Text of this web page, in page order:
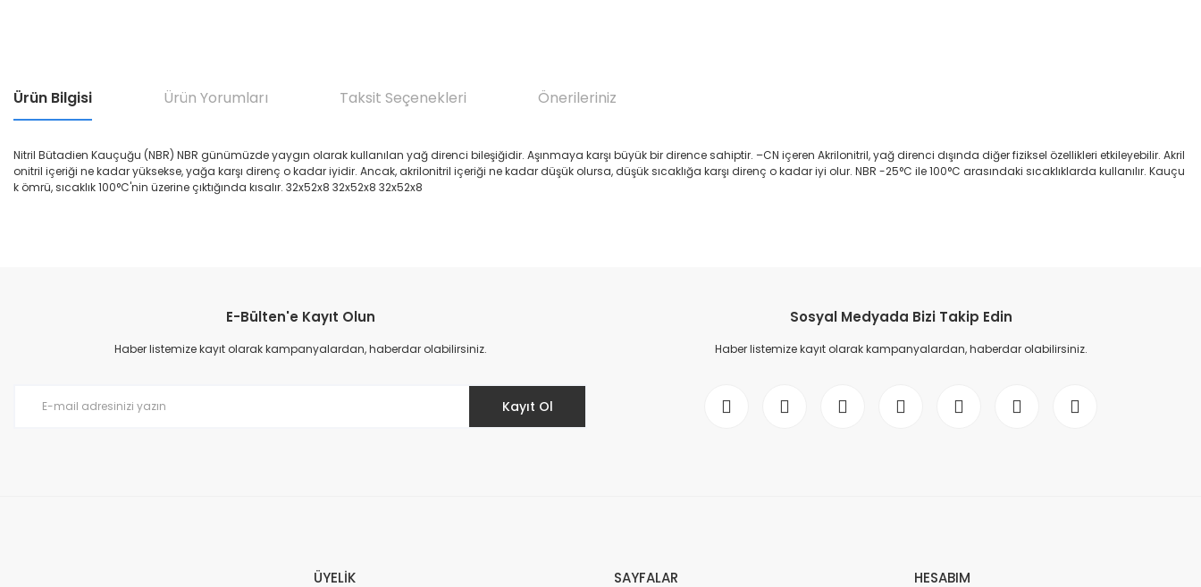
Ürün Bilgisi Ürün Yorumları Taksit Seçenekleri Önerileriniz
Nitril Bütadien Kauçuğu (NBR) NBR günümüzde yaygın olarak kullanılan yağ direnci bileşiğidir. Aşınmaya karşı büyük bir dirence sahiptir. –CN içeren Akrilonitril, yağ direnci dışında diğer fiziksel özellikleri etkileyebilir. Akril
onitril içeriği ne kadar yüksekse, yağa karşı direnç o kadar iyidir. Ancak, akrilonitril içeriği ne kadar düşük olursa, düşük sıcaklığa karşı direnç o kadar iyi olur. NBR -25°C ile 100°C arasındaki sıcaklıklarda kullanılır. Kauçu
k ömrü, sıcaklık 100°C'nin üzerine çıktığında kısalır. 32x52x8 32x52x8 32x52x8
Ürün resmi kalitesiz, bozuk veya görüntülenemiyor.
Ürün açıklamasında eksik bilgiler bulunuyor.
E-Bülten'e Kayıt Olun
Haber listemize kayıt olarak kampanyalardan, haberdar olabilirsiniz.
Kayıt Ol
Sosyal Medyada Bizi Takip Edin
Haber listemize kayıt olarak kampanyalardan, haberdar olabilirsiniz.
ÜYELİK SAYFALAR HESABIM